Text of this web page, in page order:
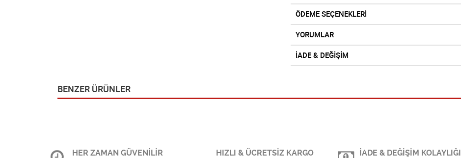
ÖDEME SEÇENEKLERİ
YORUMLAR
İADE & DEĞİŞİM
BENZER ÜRÜNLER
HER ZAMAN GÜVENİLİR HIZLI & ÜCRETSİZ KARGO İADE & DEĞİŞİM KOLAYLIĞI